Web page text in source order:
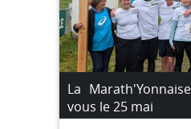
La
vous le 25 mai